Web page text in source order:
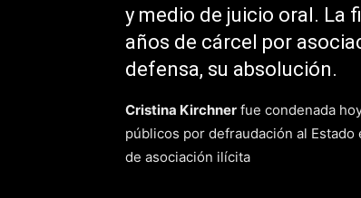
y medio de juicio oral. La
años de cárcel por
defensa, su absolución.
Cristina Kirchner fue condenada
públicos por defraudación al
de asociación ilícita